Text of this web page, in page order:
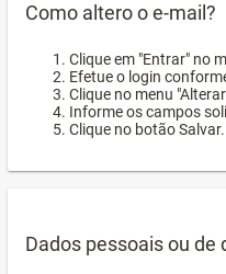
Como altero o e-mail?
Clique em "Entrar" no
Efetue o login
Clique no menu
Informe os campos
Clique no botão Salvar.
Dados pessoais ou